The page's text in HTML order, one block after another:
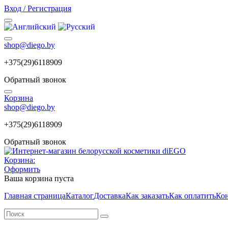
Вход / Регистрация
shop@diego.by
+375(29)6118909
Обратный звонок
Корзина
shop@diego.by
+375(29)6118909
Обратный звонок
Корзина:
Оформить
Ваша корзина пуста
Главная страницаКаталогДоставкаКак заказатьКак оплатить